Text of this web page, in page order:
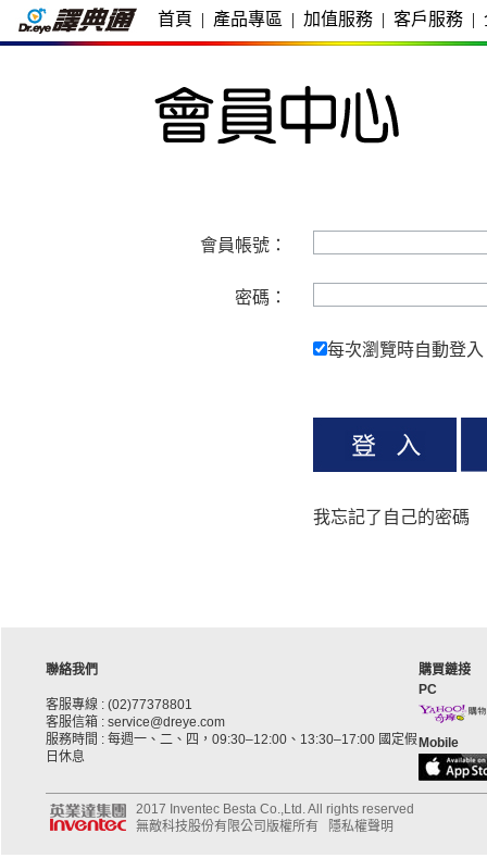
首頁 | 產品專區 | 加值服務 | 客戶服務 |
會員帳號：
密碼：
每次瀏覽時自動登入
我忘記了自己的密碼
聯絡我們
客服專線 : (02)77378801
客服信箱 : service@dreye.com
服務時間 : 每週一、二、四，09:30–12:00、13:30–17:00 國定假
日休息
購買鏈接
PC
Mobile
2017 Inventec Besta Co.,Ltd. All rights reserved
無敵科技股份有限公司版權所有
隱私權聲明